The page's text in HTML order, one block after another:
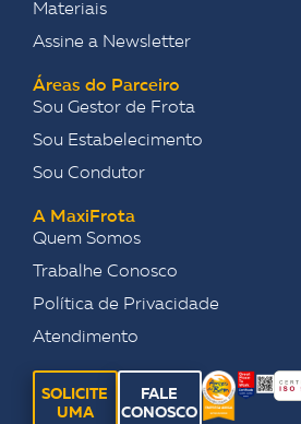
Materiais
Assine a Newsletter
Áreas do Parceiro
Sou Gestor de Frota
Sou Estabelecimento
Sou Condutor
A MaxiFrota
Quem Somos
Trabalhe Conosco
Política de Privacidade
Atendimento
SOLICITE
UMA
FALE
CONOSCO